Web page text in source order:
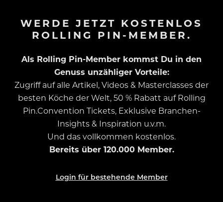
WERDE JETZT KOSTENLOS
ROLLING PIN-MEMBER.
Als Rolling Pin-Member kommst Du in den
Genuss unzähliger Vorteile:
Zugriff auf alle Artikel, Videos & Masterclasses der
besten Köche der Welt, 50 % Rabatt auf Rolling
Pin.Convention Tickets, Exklusive Branchen-
Insights & Inspiration u.v.m.
Und das vollkommen kostenlos.
Bereits über 120.000 Member.
Login für bestehende Member